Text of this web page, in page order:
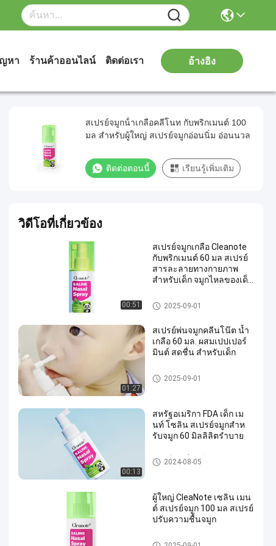
หา ร้านค้าออนไลน์ ติดต่อเรา อ้างอิง
สเปรย์จมูกน้ําเกลือคลีโนท กับพริกเมนต์ 100
มล สําหรับผู้ใหญ่ สเปรย์จมูกอ่อนนิ่ม อ่อนนวล
ติดต่อตอนนี้ เรียนรู้เพิ่มเติม
วิดีโอที่เกี่ยวข้อง
00:51
สเปรย์จมูกเกลือ Cleanote
กับพริกเมนต์ 60 มล สเปรย์
สารละลายทางกายภาพ
สําหรับเด็ก จมูกไหลของเด็ก
สเปรย์จมูกเกลือ
2025-09-01
01:27
สเปรย์พ่นจมูกคลีนโน๊ต น้ำ
เกลือ 60 มล. ผสมเปปเปอร์
มินต์ สดชื่น สำหรับเด็ก
สเปรย์จมูก
2025-09-01
00:13
สหรัฐอเมริกา FDA เด็ก เม
นท์ โซลิน สเปรย์จมูกสําห
รับจมูก 60 มิลลิลิตรําบาย
สเปรย์จมูกน้ําเกลือ สําหรับการอุ
ดตัน
2024-08-05
ผู้ใหญ่ CleaNote เซลิน เมน
ต์ สเปรย์จมูก 100 มล สเปรย์
ปรับความชื้นจมูก
สเปรย์จมูกเกลือ